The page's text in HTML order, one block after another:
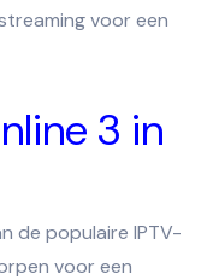
voor een
3 in
de populaire IPTV-
voor een